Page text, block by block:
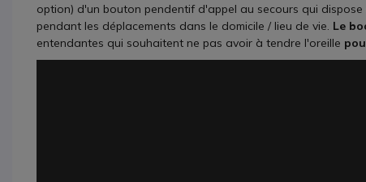
option) d'un bouton pendentif d'appel au secours qui
pendant les déplacements dans le domicile / lieu de vie. Le
entendantes qui souhaitent ne pas avoir à tendre l'oreille